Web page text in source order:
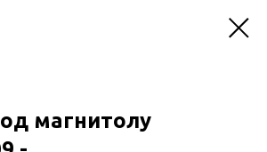
магнитолу